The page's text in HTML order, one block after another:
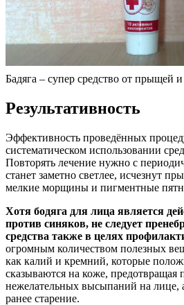
Бадяга – супер средство от прыщей
Результативность
Эффективность проведённых
систематическом использовании
Повторять лечение нужно с
станет заметно светлее, исчезнут
мелкие морщины и пигментные
Хотя бодяга для лица является
против синяков, не следует
средства также в целях
огромным количеством полезных
как калий и кремний, которые
сказываются на коже, предотвращая
нежелательных высыпаний на лице,
ранее старение.